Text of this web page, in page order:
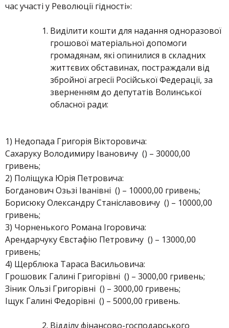
час участі у Революції гідності»:
Виділити кошти для надання одноразової
грошової матеріальної допомоги
громадянам, які опинилися в складних
життєвих обставинах, постраждали від
збройної агресії Російської Федерації, за
зверненням до депутатів Волинської
обласної ради:
1) Недопада Григорія Вікторовича:
Сахаруку Володимиру Івановичу () – 30000,00
гривень;
2) Поліщука Юрія Петровича:
Богданович Озьзі Іванівні () – 10000,00 гривень;
Борисюку Олександру Станіславовичу () – 10000,00
гривень;
3) Чорненького Романа Ігоровича:
Арендарчуку Євстафію Петровичу () – 13000,00
гривень;
4) Щерблюка Тараса Васильовича:
Грошовик Галині Григорівні () – 3000,00 гривень;
Зіник Ользі Григорівні () – 3000,00 гривень;
Іщук Галині Федорівні () – 5000,00 гривень.
Відділу фінансово-господарського